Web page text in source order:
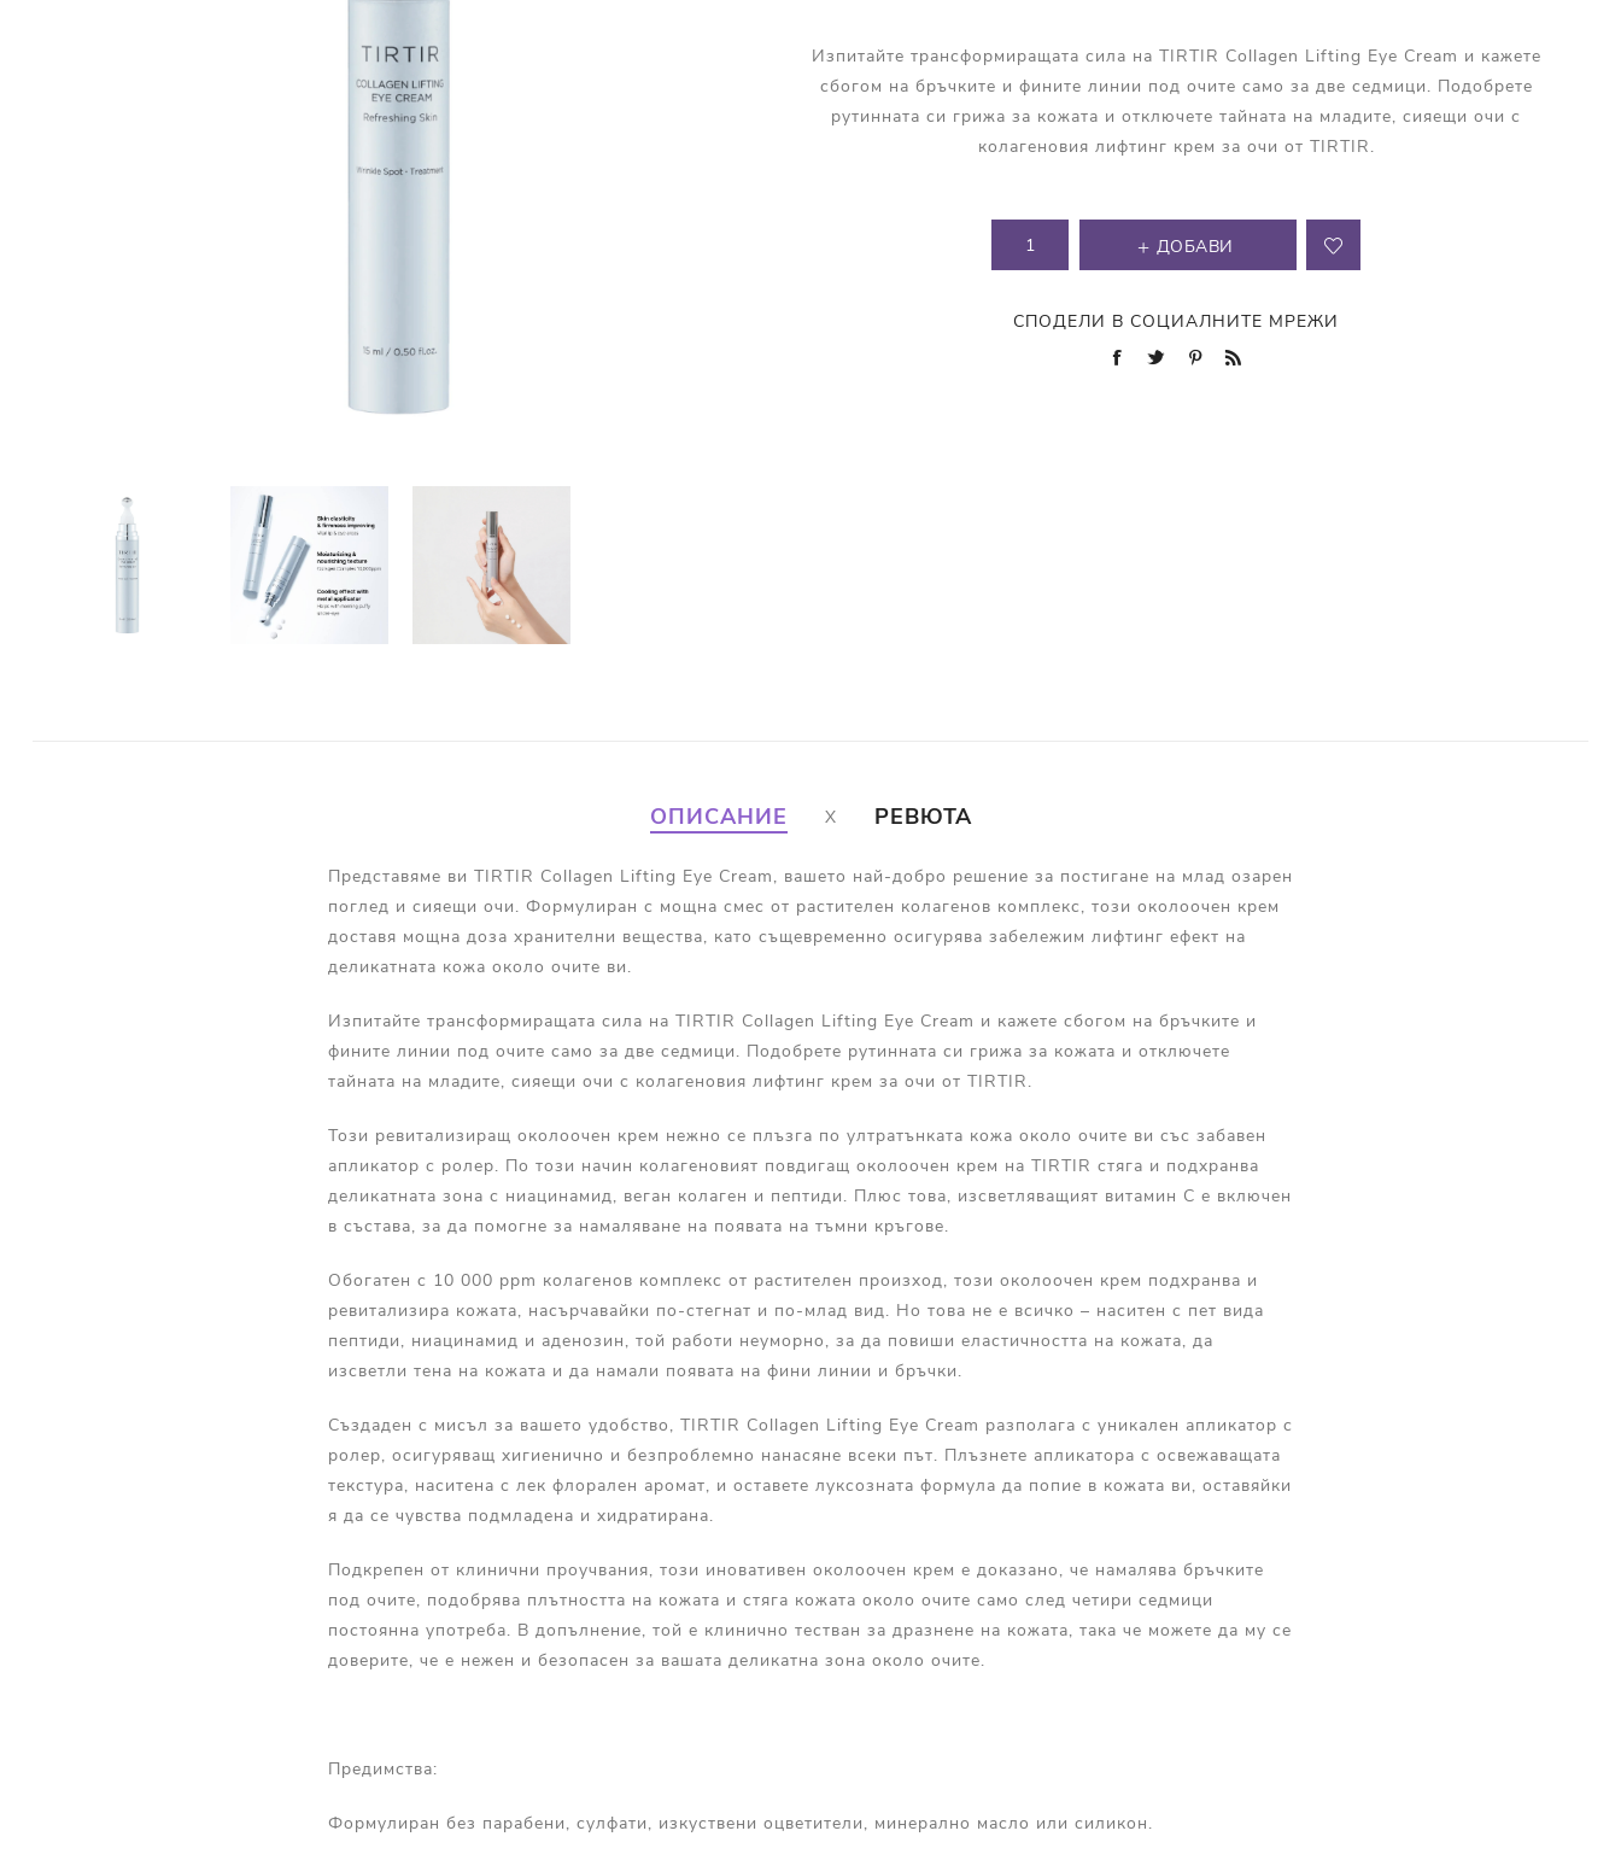
Витамин С
Витамин Е
Муцин от Охлюв
Изпитайте трансформиращата сила на TIRTIR Collagen Lifting Eye Cream и кажете
сбогом на бръчките и фините линии под очите само за две седмици. Подобрете
рутинната си грижа за кожата и отключете тайната на младите, сияещи очи с
колагеновия лифтинг крем за очи от TIRTIR.
ДОБАВИ
СПОДЕЛИ В СОЦИАЛНИТЕ МРЕЖИ
ОПИСАНИЕ РЕВЮТА
Представяме ви TIRTIR Collagen Lifting Eye Cream, вашето най-добро решение за постигане на млад озарен
поглед и сияещи очи. Формулиран с мощна смес от растителен колагенов комплекс, този околоочен крем
доставя мощна доза хранителни вещества, като същевременно осигурява забележим лифтинг ефект на
деликатната кожа около очите ви.
Изпитайте трансформиращата сила на TIRTIR Collagen Lifting Eye Cream и кажете сбогом на бръчките и
фините линии под очите само за две седмици. Подобрете рутинната си грижа за кожата и отключете
тайната на младите, сияещи очи с колагеновия лифтинг крем за очи от TIRTIR.
Този ревитализиращ околоочен крем нежно се плъзга по ултратънката кожа около очите ви със забавен
апликатор с ролер. По този начин колагеновият повдигащ околоочен крем на TIRTIR стяга и подхранва
деликатната зона с ниацинамид, веган колаген и пептиди. Плюс това, изсветляващият витамин С е включен
в състава, за да помогне за намаляване на появата на тъмни кръгове.
Обогатен с 10 000 ppm колагенов комплекс от растителен произход, този околоочен крем подхранва и
ревитализира кожата, насърчавайки по-стегнат и по-млад вид. Но това не е всичко – наситен с пет вида
пептиди, ниацинамид и аденозин, той работи неуморно, за да повиши еластичността на кожата, да
изсветли тена на кожата и да намали появата на фини линии и бръчки.
Създаден с мисъл за вашето удобство, TIRTIR Collagen Lifting Eye Cream разполага с уникален апликатор с
ролер, осигуряващ хигиенично и безпроблемно нанасяне всеки път. Плъзнете апликатора с освежаващата
текстура, наситена с лек флорален аромат, и оставете луксозната формула да попие в кожата ви, оставяйки
я да се чувства подмладена и хидратирана.
Подкрепен от клинични проучвания, този иновативен околоочен крем е доказано, че намалява бръчките
под очите, подобрява плътността на кожата и стяга кожата около очите само след четири седмици
постоянна употреба. В допълнение, той е клинично тестван за дразнене на кожата, така че можете да му се
доверите, че е нежен и безопасен за вашата деликатна зона около очите.
Предимства:
Формулиран без парабени, сулфати, изкуствени оцветители, минерално масло или силикон.